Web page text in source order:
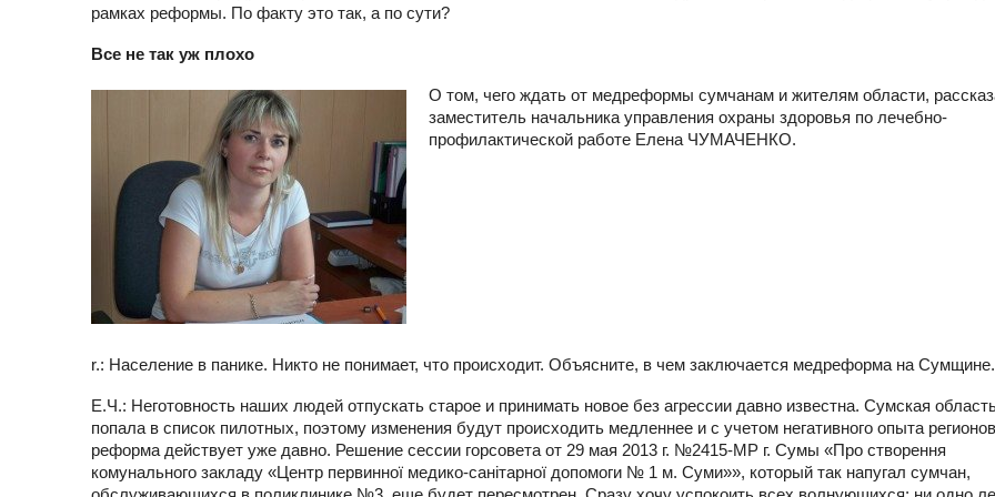
рамках реформы. По факту это так, а по сути?
Все не так уж плохо
О том, чего ждать от медреформы сумчанам и жителям области,
заместитель начальника управления охраны здоровья по лечебно-
профилактической работе Елена ЧУМАЧЕНКО.
r.: Население в панике. Никто не понимает, что происходит. Объясните, в чем заключается медреформа на Сумщине.
Е.Ч.: Неготовность наших людей отпускать старое и принимать новое без агрессии давно известна. Сумская
попала в список пилотных, поэтому изменения будут происходить медленнее и с учетом негативного опыта
реформа действует уже давно. Решение сессии горсовета от 29 мая 2013 г. №2415-МР г. Сумы «Про створення
комунального закладу «Центр первинної медико-санітарної допомоги № 1 м. Суми»», который так напугал сумчан,